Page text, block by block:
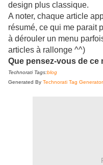
design plus classique.
A noter, chaque article
résumé, ce qui me parait
à dérouler un menu
articles à rallonge ^^)
Que pensez-vous de ce
Technorati Tags:blog
Generated By Technorati Tag Generator